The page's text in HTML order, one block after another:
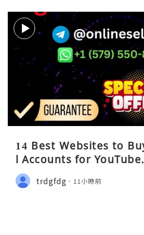
14 Best Websites to
l Accounts for
trdgfdg 11小時前